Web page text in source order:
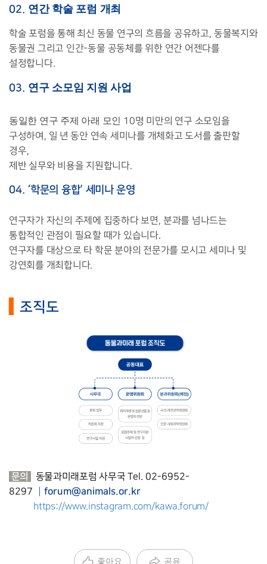
02. 연간 학술 포럼 개최
학술 포럼을 통해 최신 동물 연구의 흐름을 공유하고, 동물복지와
동물권 그리고 인간-동물 공동체를 위한 연간 어젠다를
설정합니다.
03. 연구 소모임 지원 사업
동일한 연구 주제 아래 모인 10명 미만의 연구 소모임을
구성하여, 일 년 동안 연속 세미나를 개체화고 도서를 출판할
경우,
제반 실무와 비용을 지원합니다.
04. ‘학문의 융합’ 세미나 운영
연구자가 자신의 주제에 집중하다 보면, 분과를 넘나드는
통합적인 관점이 필요할 때가 있습니다.
연구자를 대상으로 타 학문 분야의 전문가를 모시고 세미나 및
강연회를 개최합니다.
조직도
문의 동물과미래포럼 사무국Tel. 02-6952-
8297
forum@animals.or.kr
https://www.instagram.com/kawa.forum/
좋아요 공유